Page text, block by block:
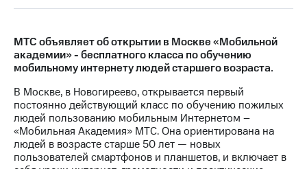
информация
Контакты
Медиа-центр
Пресс-
релизы
МТС
о технологиях
Достижения
МТС объявляет об открытии в Москве «Мобильной
академии» - бесплатного класса по обучению
мобильному интернету людей старшего возраста.
В Москве, в Новогиреево, открывается первый
постоянно действующий класс по обучению пожилых
людей пользованию мобильным Интернетом –
«Мобильная Академия» МТС. Она ориентирована на
людей в возрасте старше 50 лет — новых
пользователей смартфонов и планшетов, и включает в